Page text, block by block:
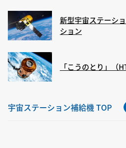
新型宇宙ステーシ
ション
「こうのとり」（
宇宙ステーション補給機 TOP